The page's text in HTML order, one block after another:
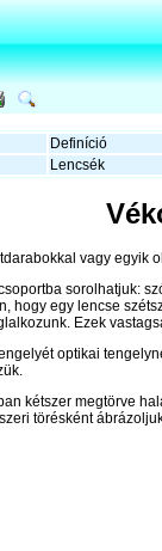
Definíció
Lencsék
vagy egyik
sorolhatjuk:
hogy egy lencse
Ezek
optikai
kétszer megtörve
törésként